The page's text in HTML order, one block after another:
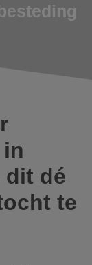
dit dé
te